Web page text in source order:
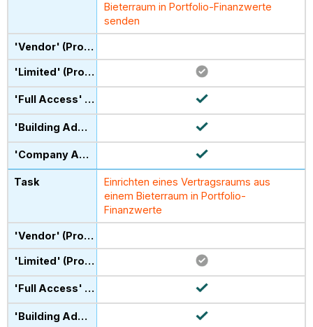
Bieterraum in Portfolio-Finanzwerte
senden
Einrichten eines Vertragsraums aus
einem Bieterraum in Portfolio-
Finanzwerte